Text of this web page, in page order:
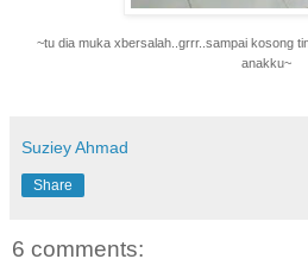
~tu dia muka xbersalah..grrr..sampai kosong
anakku~
Suziey Ahmad
Share
6 comments: